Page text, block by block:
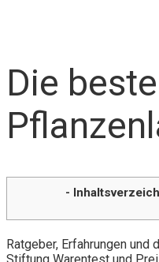
Die
-
Ratgeber, Erfahrungen